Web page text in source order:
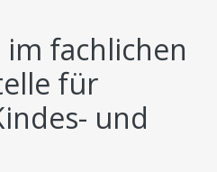
fachlichen
für
und